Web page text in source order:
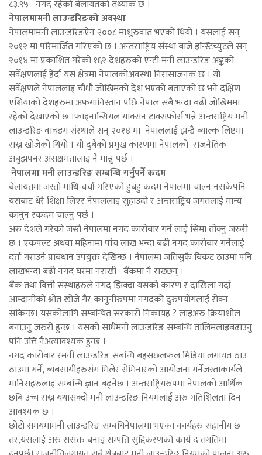
८३.९५ नगद रहेको बेलायतको तथ्यांक छ ।
नेपालमामनी लाउन्डरिङको अवस्था
नेपालमामनी लाउन्डरिङऐन २००८ माशुरुवात भएको थियो । यसलाई सन्
२०१२ मा परिमार्जित गरिएको छ । अन्तरााष्ट्रिय संस्था बाजे इन्स्टिच्युटले सन्
२०१४ मा प्रकाशित गरेको १६२ देशहरुको एन्टी मनी लाउन्डरिङ अङ्कको
सर्वेक्षणलाई हेर्दा यस क्षेत्रमा नेपालकोअवस्था निरासाजनक छ । यो
सर्वेक्षणले नेपाललाइ चौधौ जोखिमको देश भएको बताएको छ भने दक्षिण
एशियाको देशहरुमा अफगानिस्तान पछि नेपाल सबै भन्दा बढी जोखिममा
रहेको देखाएको छ ।फाइनान्सियल याक्सन टाक्सफोर्स भन्ने अन्तराष्ट्रिय मनी
लाउन्डरिङ वाचडग संस्थाले सन् २०१४ मा नेपाललाई झन्डै ब्याल्क लिष्टमा
राख्न खोजेको थियो । यी दुबैको प्रमुख कारणमा नेपालको राजनैतिक
अबुझपनर असक्षमतालाइ नै मान्नु पर्छ ।
नेपालमा मनी लाउन्डरिङ सम्बन्धि गर्नुपर्ने कदम
बेलायतमा जस्तो माथि चर्चा गरिएको हुबहु कदम नेपालमा चाल्न नसकेपनि
यसबाट धेरै शिक्षा लिएर नेपाललाइ सुहाउदो र अन्तराष्ट्रिय जगतलाई मान्य
कानुन रकदम चाल्नु पर्छ ।
अरु देशले गरेको जस्तै नेपालमा नगद कारोबार गर्न लाई सिमा तोक्नु जरुरी
छ । एकपल्ट अथवा महिनामा पांच लाख भन्दा बढी नगद कारोबार गर्नेलाई
दर्ता गराउने प्राबधान उपयुक्त देखिन्छ । नेपालमा जतिसुकै बिकट ठाउमा पनि
लाखभन्दा बढी नगद घरमा नराखी बैंकमा नै राख्छन् ।
बैंक तथा वित्ती संस्थाहरुले नगद झिक्दा यसको कारण र दाखिला गर्दा
आम्दानीको श्रोत खोजे गैर कानुनीरुपमा नगदको दुरुपयोगलाई रोक्न
सकिन्छ। यसकोलागि सम्बन्धित सरकारी निकायह ? लाइअरु क्रियाशील
बनाउनु जरुरी हुन्छ । यसको साथैमनी लाउन्डरिङ सम्बन्धि तालिमलाइबढाउनु
पनि उत्ति नैअत्यावश्यक हुन्छ ।
नगद कारोबार रमनी लाउन्डरिङ सबन्धि बहसछलफल मिडिया लगायत ठाउ
ठाउमा गर्ने, ब्यबसायीहरुसंग मिलेर सेमिनारको आयोजना गर्नेजस्ताकार्यले
मानिसहरुलाइ सम्बन्धि ज्ञान बढ्नेछ । अन्तराष्ट्रियरुपमा नेपालको आर्थिक
छबि उच्च राख्न यथासक्दो मनी लाउन्डरिङ नियमलाई अरु गतिशिलता दिन
आवश्यक छ ।
छोटो समयमामनी लाउन्डरिङ सम्बधिनेपालमा भएका कार्यहरु सह्रानीय छ
तर,यसलाई अरु ससक्त बनाइ सम्पत्ति सुद्दिकरणको कार्य द तगतिमा